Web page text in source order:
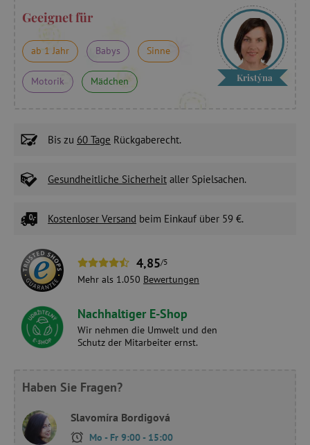
Geeignet für
ab 1 Jahr Babys Sinne
Motorik Mädchen Kristýna
Bis zu 60 Tage Rückgaberecht.
Gesundheitliche Sicherheit aller Spielsachen.
Kostenloser Versand beim Einkauf über 59 €.
4,85/5
Mehr als 1.050 Bewertungen
Nachhaltiger E-Shop
Wir nehmen die Umwelt und den
Schutz der Mitarbeiter ernst.
Haben Sie Fragen?
Slavomíra Bordigová
Mo - Fr 9:00 - 15:00